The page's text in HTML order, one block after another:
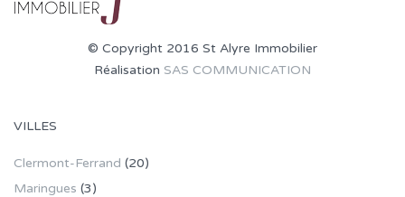
© Copyright 2016 St Alyre Immobilier
Réalisation SAS COMMUNICATION
VILLES
Clermont-Ferrand (20)
Maringues (3)